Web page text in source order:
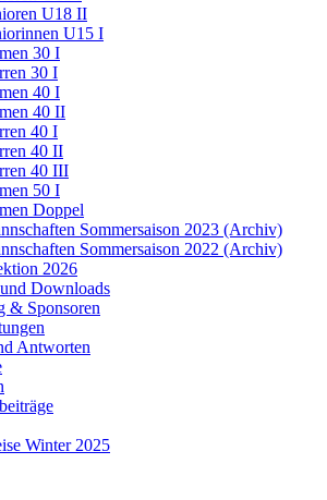
U18 II
U15 I
30 I
30 I
40 I
40 II
40 I
40 II
40 III
50 I
Doppel
Sommersaison 2023 (Archiv)
Sommersaison 2022 (Archiv)
2026
Downloads
& Sponsoren
Antworten
Winter 2025